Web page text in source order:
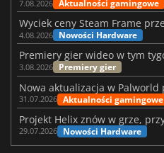
7.08.2026 Aktualności gamingowe
4.08.2026 Nowości Hardware
3.08.2026 Premiery gier
31.07.2026 Aktualności gamingowe
29.07.2026 Nowości Hardware